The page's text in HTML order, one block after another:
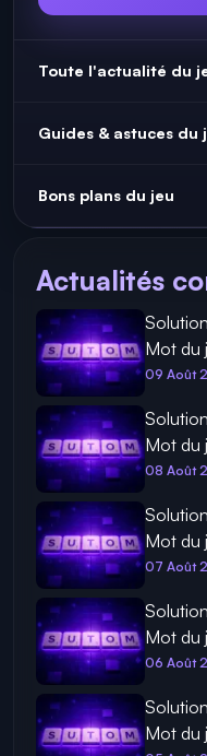
Toute l'actualité du
Guides & astuces du
Bons plans du jeu
Actualités
Mot du
09 Août
Mot du
08 Août
Mot du
07 Août
Mot du
06 Août
Mot du